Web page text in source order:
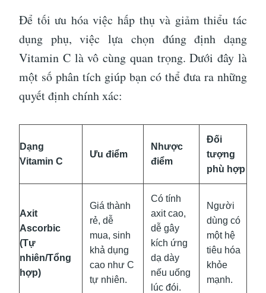
Để tối ưu hóa việc hấp thụ và giảm thiểu tác
dụng phụ, việc lựa chọn đúng định dạng
Vitamin C là vô cùng quan trọng. Dưới đây là
một số phân tích giúp bạn có thể đưa ra những
quyết định chính xác:
Dạng
Vitamin C
Ưu điểm
Nhược
điểm
Đối
tượng
phù hợp
Axit
Ascorbic
(Tự
nhiên/Tổng
hợp)
Giá thành
rẻ, dễ
mua, sinh
khả dụng
cao như C
tự nhiên.
Có tính
axit cao,
dễ gây
kích ứng
dạ dày
nếu uống
lúc đói.
Người
dùng có
một hệ
tiêu hóa
khỏe
mạnh.